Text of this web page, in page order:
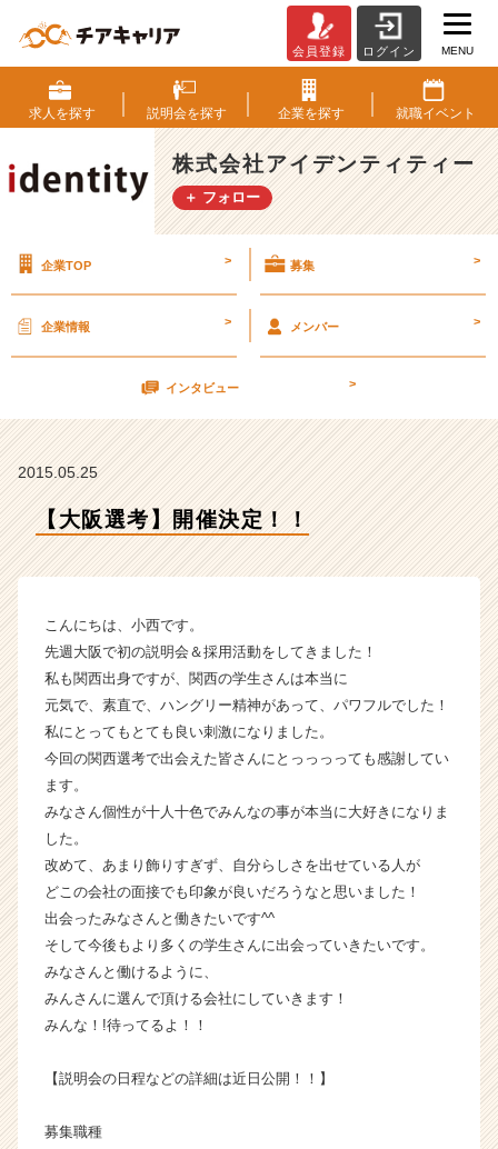
阪
選
考】
開
催
決
会
イ
デ
ー
タ
ム
ラ
ン】
|
ベ
ン
ャ
長
企
業
か
ら
ス
カ
が
会員登録 ログイン MENU
求人を探す 説明会を探す 企業を探す 就職イベント
株式会社アイデンティティー
＋ フォロー
企業TOP > 募集 >
企業情報 > メンバー >
インタビュー >
2015.05.25
【大阪選考】開催決定！！
こんにちは、小西です。
先週大阪で初の説明会＆採用活動をしてきました！
私も関西出身ですが、関西の学生さんは本当に
元気で、素直で、ハングリー精神があって、パワフルでした！
私にとってもとても良い刺激になりました。
今回の関西選考で出会えた皆さんにとっっっっても感謝してい
ます。
みなさん個性が十人十色でみんなの事が本当に大好きになりま
した。
改めて、あまり飾りすぎず、自分らしさを出せている人が
どこの会社の面接でも印象が良いだろうなと思いました！
出会ったみなさんと働きたいです^^
そして今後もより多くの学生さんに出会っていきたいです。
みなさんと働けるように、
みんさんに選んで頂ける会社にしていきます！
みんな！!待ってるよ！！
【説明会の日程などの詳細は近日公開！！】
募集職種